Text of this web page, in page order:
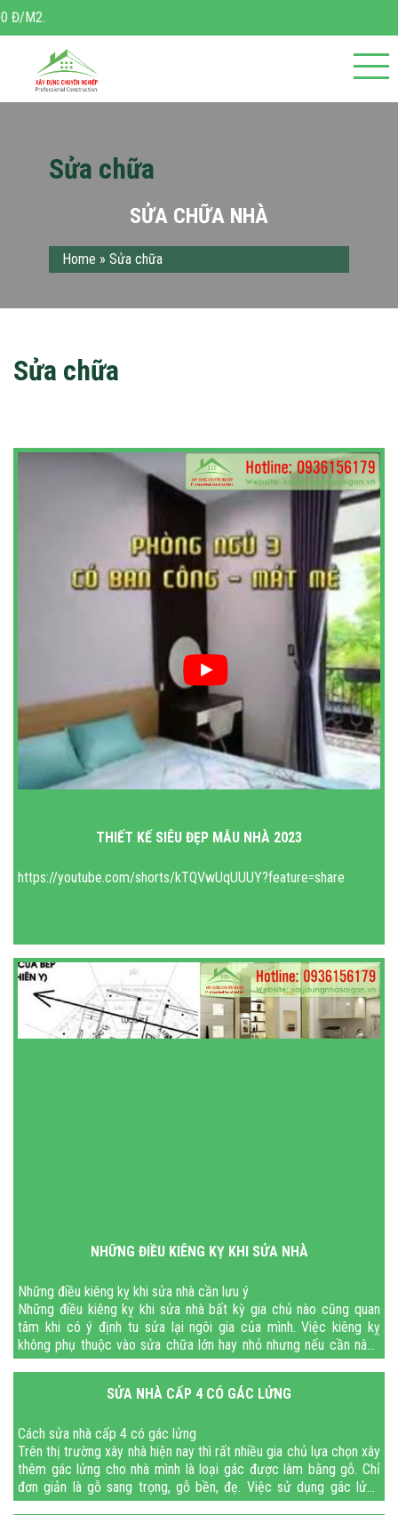
Sửa chữa
SỬA CHỮA NHÀ
Home » Sửa chữa
Sửa chữa
THIẾT KẾ SIÊU ĐẸP MẪU NHÀ 2023
https://youtube.com/shorts/kTQVwUqUUUY?feature=share
NHỮNG ĐIỀU KIÊNG KỴ KHI SỬA NHÀ
Những điều kiêng kỵ khi sửa nhà cần lưu ý
Những điều kiêng kỵ khi sửa nhà bất kỳ gia chủ nào cũng quan
tâm khi có ý định tu sửa lại ngôi gia của mình. Việc kiêng kỵ
không phụ thuộc vào sửa chữa lớn hay nhỏ nhưng nếu cần nâng
tầng
SỬA NHÀ CẤP 4 CÓ GÁC LỬNG
Cách sửa nhà cấp 4 có gác lửng
Trên thị trường xây nhà hiện nay thì rất nhiều gia chủ lựa chọn xây
thêm gác lửng cho nhà mình là loại gác được làm bằng gỗ. Chỉ
đơn giản là gỗ sang trọng, gỗ bền, đẹ. Việc sử dụng gác lửng
bằng gỗ